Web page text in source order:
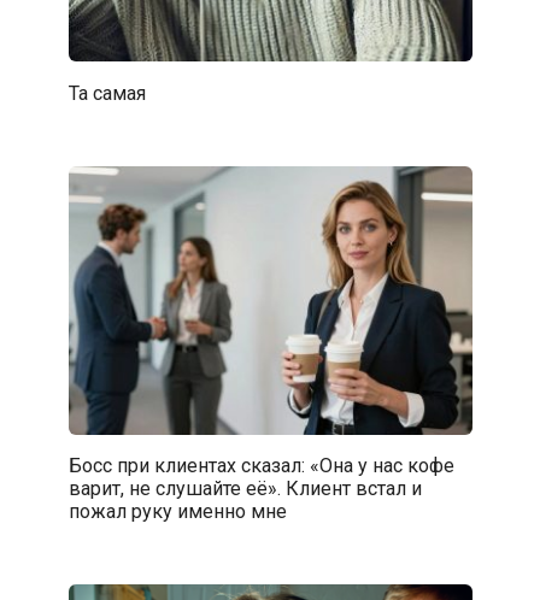
Ta caмая
Босс при клиентах сказал: «Она у нас кофе
варит, не слушайте её». Клиент встал и
пожал руку именно мне